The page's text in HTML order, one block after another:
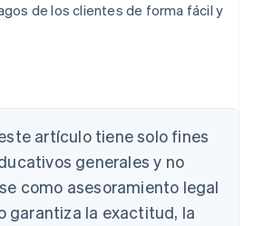
de los clientes de forma fácil y
artículo tiene solo fines
generales y no
como asesoramiento legal
garantiza la exactitud, la